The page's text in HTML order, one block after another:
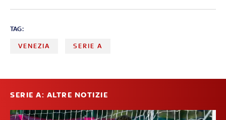
TAG:
VENEZIA SERIE A
SERIE A: ALTRE NOTIZIE